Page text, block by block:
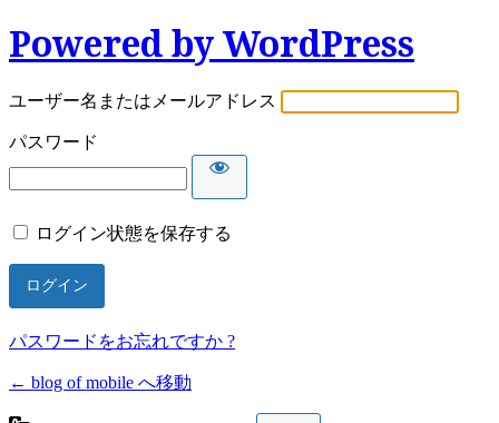
Powered by WordPress
ユーザー名またはメールアドレス
パスワード
ログイン状態を保存する
パスワードをお忘れですか ?
← blog of mobile へ移動